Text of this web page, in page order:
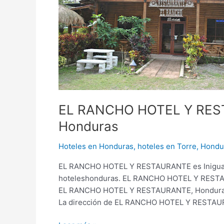
EL RANCHO HOTEL Y
Honduras
Hoteles en Honduras, hoteles en Torre,
EL RANCHO HOTEL Y RESTAURANTE es
hoteleshonduras. EL RANCHO HOTEL Y
EL RANCHO HOTEL Y RESTAURANTE,
La dirección de EL RANCHO HOTEL Y
RESTAURANTE,
hotel
en
Torre,
Honduras